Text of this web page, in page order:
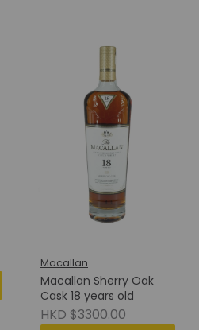
Macallan
Macallan Sherry Oak
Cask 18 years old
HKD $3300.00